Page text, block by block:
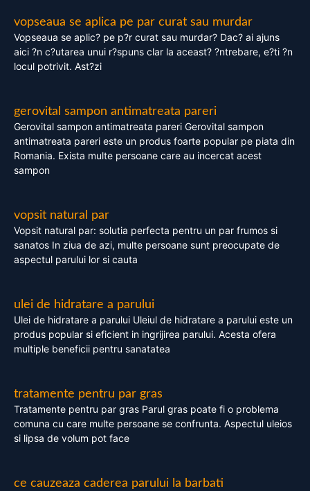
vopseaua se aplica pe par curat sau murdar
Vopseaua se aplic? pe p?r curat sau murdar? Dac? ai ajuns
aici ?n c?utarea unui r?spuns clar la aceast? ?ntrebare, e?ti ?n
locul potrivit. Ast?zi
gerovital sampon antimatreata pareri
Gerovital sampon antimatreata pareri Gerovital sampon
antimatreata pareri este un produs foarte popular pe piata din
Romania. Exista multe persoane care au incercat acest
sampon
vopsit natural par
Vopsit natural par: solutia perfecta pentru un par frumos si
sanatos In ziua de azi, multe persoane sunt preocupate de
aspectul parului lor si cauta
ulei de hidratare a parului
Ulei de hidratare a parului Uleiul de hidratare a parului este un
produs popular si eficient in ingrijirea parului. Acesta ofera
multiple beneficii pentru sanatatea
tratamente pentru par gras
Tratamente pentru par gras Parul gras poate fi o problema
comuna cu care multe persoane se confrunta. Aspectul uleios
si lipsa de volum pot face
ce cauzeaza caderea parului la barbati